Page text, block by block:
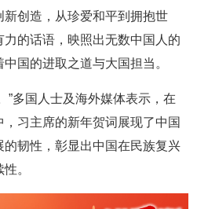
创造，从珍爱和平到拥抱世
的话语，映照出无数中国人的
国的进取之道与大国担当。
”多国人士及海外媒体表示，在
习主席的新年贺词展现了中国
韧性，彰显出中国在民族复兴
。